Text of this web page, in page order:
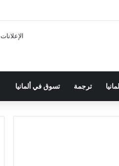
الإعلانات
ترجمة تسوق في ألمانيا